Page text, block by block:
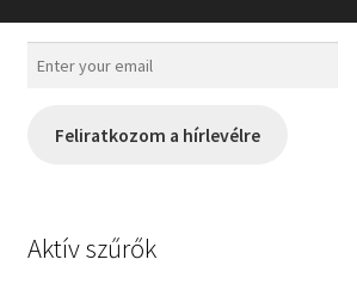
Feliratkozom a hírlevélre
Aktív szűrők